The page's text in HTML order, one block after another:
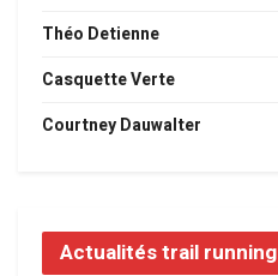
Théo Detienne
Casquette Verte
Courtney Dauwalter
Actualités trail running